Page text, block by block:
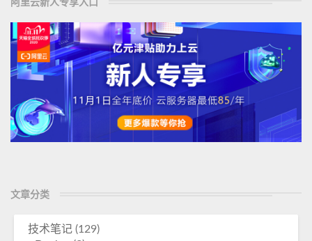
H
T
P
S
阿里云新人专享入口
文章分类
技术笔记 (129)